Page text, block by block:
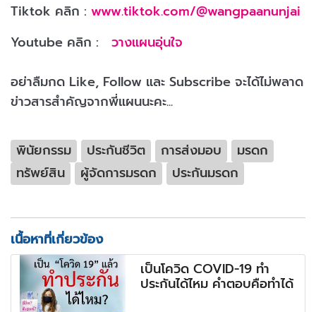
Tiktok คลิก : www.tiktok.com/@wangpaanunjai
Youtube คลิก : วางแผนอุ่นใจ
อย่าลืมกด Like, Follow และ Subscribe จะได้ไม่พลาด
ข่าวสารสำคัญจากพี่แผนนะคะ...
พินัยกรรม ประกันชีวิต การส่งมอบ
มรดก
ทรัพย์สิน
ผู้จัดการมรดก ประกันมรดก
เนื้อหาที่เกี่ยวข้อง
เป็นโควิด COVID-19 ทำ
ประกันได้ไหม คำตอบคือทำได้